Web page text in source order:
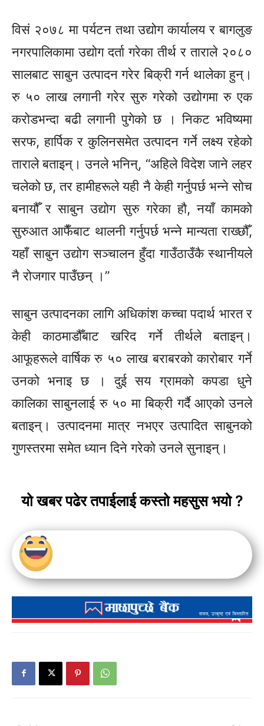
विसं २०७८ मा पर्यटन तथा उद्योग कार्यालय र बागलुङ
नगरपालिकामा उद्योग दर्ता गरेका तीर्थ र ताराले २०८०
सालबाट साबुन उत्पादन गरेर बिक्री गर्न थालेका हुन्।
रु ५० लाख लगानी गरेर सुरु गरेको उद्योगमा रु एक
करोडभन्दा बढी लगानी पुगेको छ । निकट भविष्यमा
सरफ, हार्पिक र कुलिनसमेत उत्पादन गर्ने लक्ष्य रहेको
ताराले बताइन्। उनले भनिन्, “अहिले विदेश जाने लहर
चलेको छ, तर हामीहरूले यही नै केही गर्नुपर्छ भन्ने सोच
बनायौँ र साबुन उद्योग सुरु गरेका हाै, नयाँ कामको
सुरुआत आफैँबाट थालनी गर्नुपर्छ भन्ने मान्यता राख्छौँ,
यहाँ साबुन उद्योग सञ्चालन हुँदा गाउँठाउँकै स्थानीयले
नै रोजगार पाउँछन् ।”
साबुन उत्पादनका लागि अधिकांश कच्चा पदार्थ भारत र
केही काठमाडौँबाट खरिद गर्ने तीर्थले बताइन्।
आफूहरूले वार्षिक रु ५० लाख बराबरको कारोबार गर्ने
उनको भनाइ छ । दुई सय ग्रामको कपडा धुने
कालिका साबुनलाई रु ५० मा बिक्री गर्दै आएको उनले
बताइन्। उत्पादनमा मात्र नभएर उत्पादित साबुनको
गुणस्तरमा समेत ध्यान दिने गरेको उनले सुनाइन्।
यो खबर पढेर तपाईलाई कस्तो महसुस भयो ?